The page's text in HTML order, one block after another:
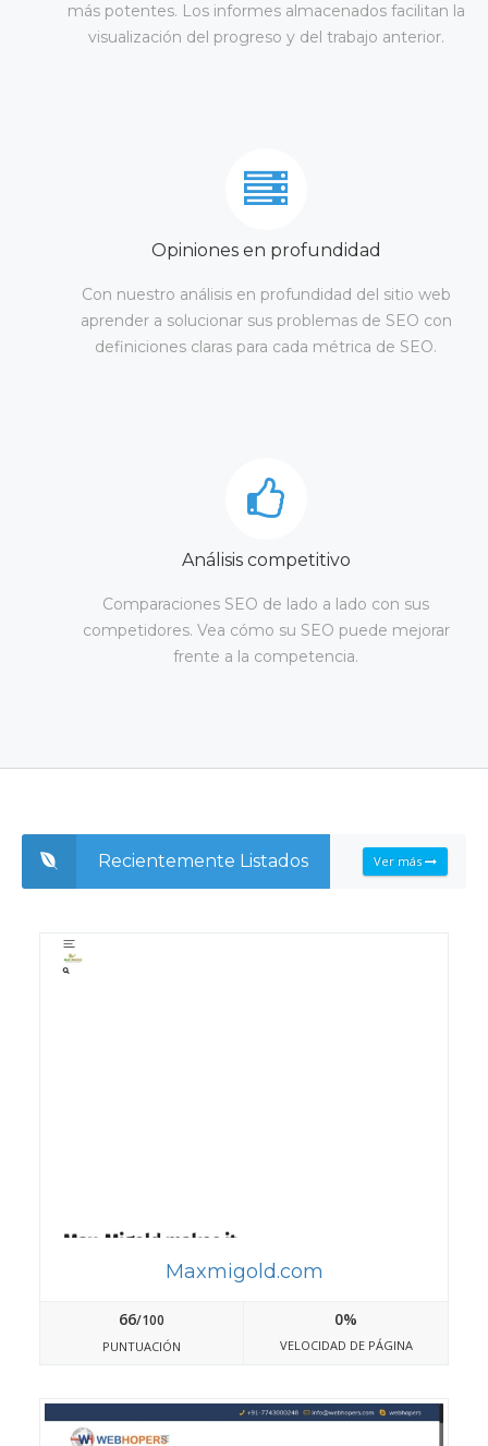
más potentes. Los informes almacenados facilitan la
visualización del progreso y del trabajo anterior.
Opiniones en profundidad
Con nuestro análisis en profundidad del sitio web
aprender a solucionar sus problemas de SEO con
definiciones claras para cada métrica de SEO.
Análisis competitivo
Comparaciones SEO de lado a lado con sus
competidores. Vea cómo su SEO puede mejorar
frente a la competencia.
Recientemente Listados Ver más
Maxmigold.com
66/100
PUNTUACIÓN
0%
VELOCIDAD DE PÁGINA